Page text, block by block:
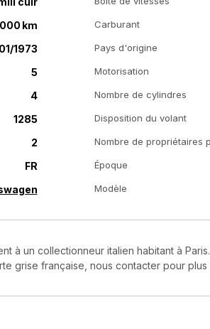
km Carburant
1973 Pays d'origine
5 Motorisation
4 Nombre de cylindres
1285 Disposition du volant
2 Nombre de propriétaires
FR Époque
Modèle
à un collectionneur italien habitant à
grise française, nous contacter pour plus